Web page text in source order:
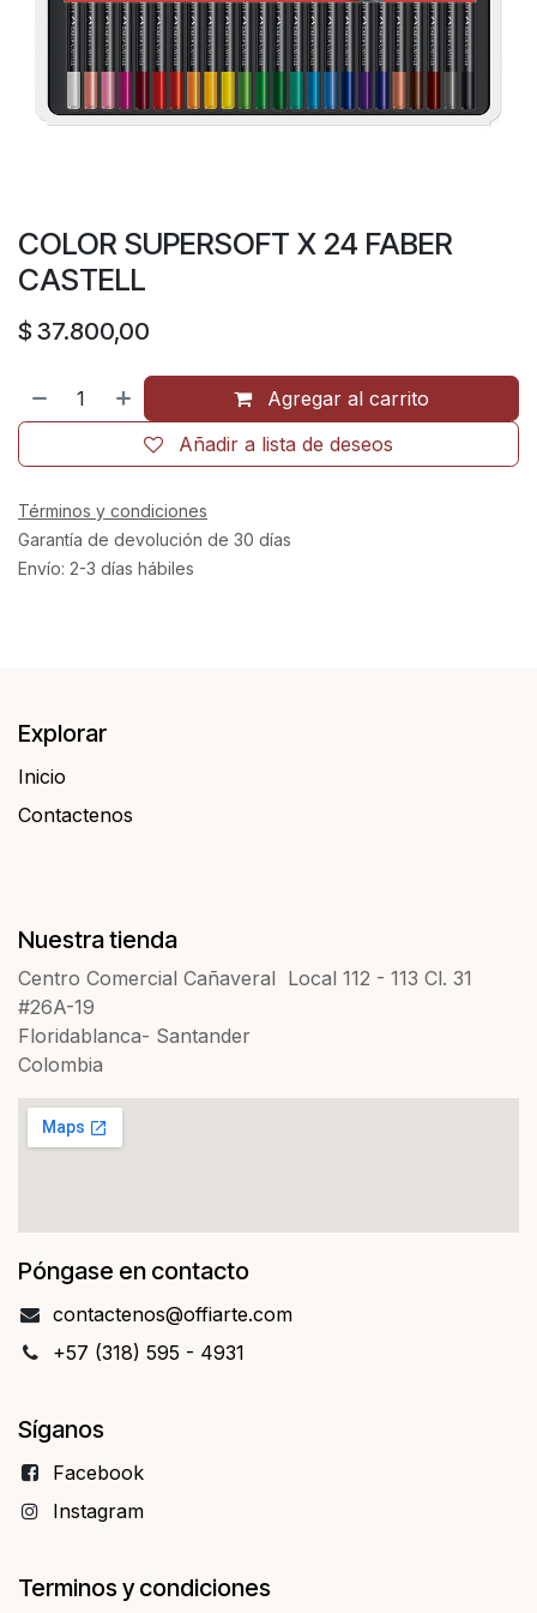
COLOR SUPERSOFT X 24 FABER
CASTELL
$ 37.800,00
Agregar al carrito
Añadir a lista de deseos
Términos y condiciones
Garantía de devolución de 30 días
Envío: 2-3 días hábiles
Explorar
Inicio
Contactenos​​
Nuestra tienda
Centro Comercial Cañaveral Local 112 - 113 Cl. 31
#26A-19
Floridablanca- Santander
Colombia
Póngase en contacto
contact​​enos@offiarte.com
+57 (318) 595 - 4931
Síganos
Facebo​​ok
Instagram
Terminos y condiciones